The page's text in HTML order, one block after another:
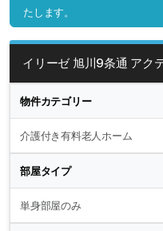
たします。
イリーゼ 旭川9条通 アク
物件カテゴリー
介護付き有料老人ホーム
部屋タイプ
単身部屋のみ